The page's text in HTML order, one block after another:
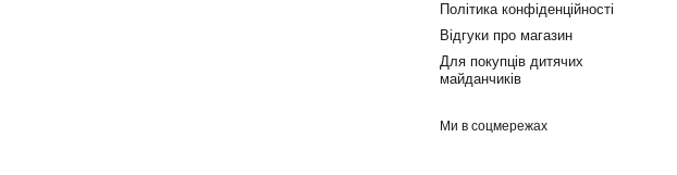
Політика конфіденційності
Відгуки про магазин
Для покупців дитячих
майданчиків
Ми в соцмережах